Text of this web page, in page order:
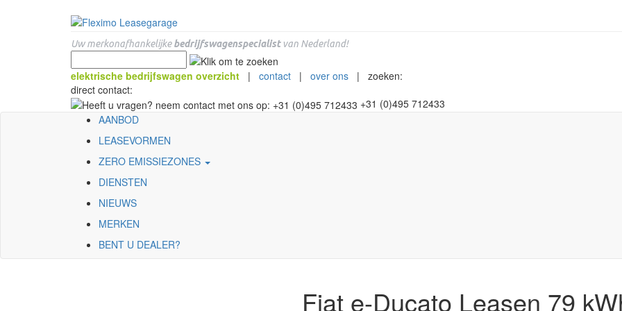
Uw merkonafhankelijkebedrijfswagenspecialistvan Nederland!
elektrische bedrijfswagen overzicht | contact | over ons | zoeken:
direct contact:
+31 (0)495 712433
AANBOD
LEASEVORMEN
ZERO EMISSIEZONES
DIENSTEN
NIEUWS
MERKEN
BENT U DEALER?
Fiat e-Ducato Leasen 79